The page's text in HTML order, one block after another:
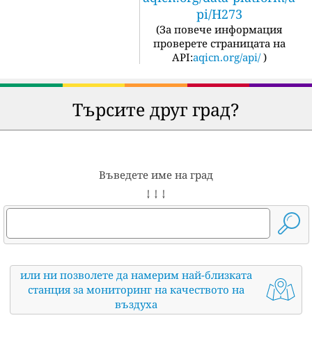
pi/H273
(За повече информация
проверете страницата на
API:aqicn.org/api/ )
Търсите друг град?
Въведете име на град
↓ ↓ ↓
или ни позволете да намерим най-близката
станция за мониторинг на качеството на
въздуха